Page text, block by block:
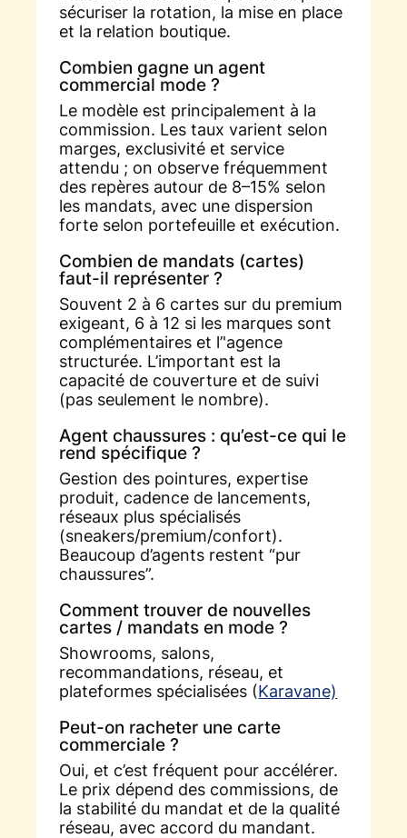
sécuriser la rotation, la mise en place
et la relation boutique.
Combien gagne un agent
commercial mode ?
Le modèle est principalement à la
commission. Les taux varient selon
marges, exclusivité et service
attendu ; on observe fréquemment
des repères autour de 8–15% selon
les mandats, avec une dispersion
forte selon portefeuille et exécution.
Combien de mandats (cartes)
faut-il représenter ?
Souvent 2 à 6 cartes sur du premium
exigeant, 6 à 12 si les marques sont
complémentaires et l’'agence
structurée. L’important est la
capacité de couverture et de suivi
(pas seulement le nombre).
Agent chaussures : qu’est-ce qui le
rend spécifique ?
Gestion des pointures, expertise
produit, cadence de lancements,
réseaux plus spécialisés
(sneakers/premium/confort).
Beaucoup d’agents restent “pur
chaussures”.
Comment trouver de nouvelles
cartes / mandats en mode ?
Showrooms, salons,
recommandations, réseau, et
plateformes spécialisées (Karavane)
Peut-on racheter une carte
commerciale ?
Oui, et c’est fréquent pour accélérer.
Le prix dépend des commissions, de
la stabilité du mandat et de la qualité
réseau, avec accord du mandant.